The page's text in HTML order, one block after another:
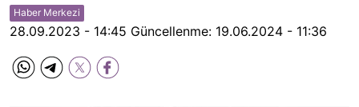
Haber Merkezi
28.09.2023 - 14:45 Güncellenme: 19.06.2024 - 11:36